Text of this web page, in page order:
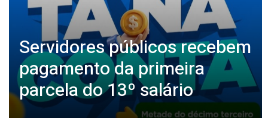
Servidores públicos recebem
pagamento da primeira
parcela do 13º salário